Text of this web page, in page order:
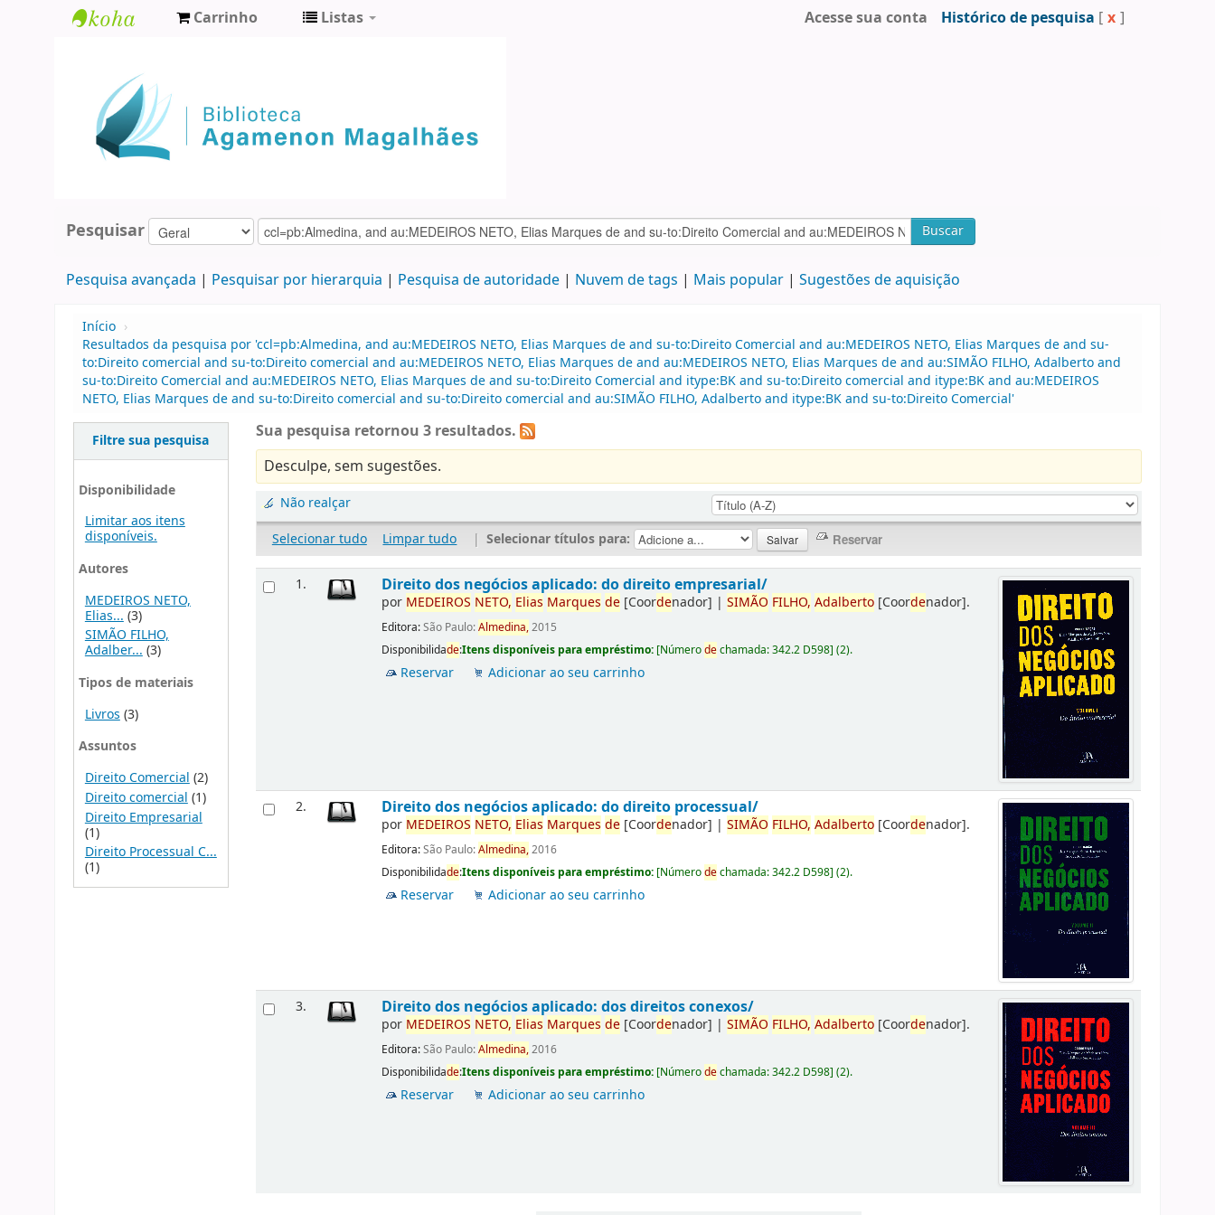
Agamenon
Magalhães
Carrinho Listas Acesse sua conta Histórico de pesquisa [ x ]
Pesquisar Buscar
Pesquisa avançada Pesquisar por hierarquia Pesquisa de autoridade Nuvem de tags Mais popular Sugestões de aquisição
Início ›
Resultados da pesquisa por 'ccl=pb:Almedina, and au:MEDEIROS NETO, Elias Marques de and su-to:Direito Comercial and au:MEDEIROS NETO, Elias Marques de and su-
to:Direito comercial and su-to:Direito comercial and au:MEDEIROS NETO, Elias Marques de and au:MEDEIROS NETO, Elias Marques de and au:SIMÃO FILHO, Adalberto and
su-to:Direito Comercial and au:MEDEIROS NETO, Elias Marques de and su-to:Direito Comercial and itype:BK and su-to:Direito comercial and itype:BK and au:MEDEIROS
NETO, Elias Marques de and su-to:Direito comercial and su-to:Direito comercial and au:SIMÃO FILHO, Adalberto and itype:BK and su-to:Direito Comercial'
Filtre sua pesquisa
Disponibilidade
Limitar aos itens
disponíveis.
Autores
MEDEIROS NETO,
Elias... (3)
SIMÃO FILHO,
Adalber...(3)
Tipos de materiais
Livros (3)
Assuntos
Direito Comercial (2)
Direito comercial (1)
Direito Empresarial
(1)
Direito Processual C...
(1)
Sua pesquisa retornou 3 resultados.
Desculpe, sem sugestões.
Não realçar
Selecionar tudo
Limpar tudo | Selecionar títulos para:
1. Direito dos negócios aplicado: do direito empresarial/
por MEDEIROS NETO, Elias Marques de [Coordenador] |SIMÃO FILHO, Adalberto [Coordenador].
Editora:São Paulo:Almedina,2015
Disponibilidade:Itens disponíveis para empréstimo: [Númerodechamada:342.2 D598](2).
Reservar Adicionar ao seu carrinho
2. Direito dos negócios aplicado: do direito processual/
por MEDEIROS NETO, Elias Marques de [Coordenador] |SIMÃO FILHO, Adalberto [Coordenador].
Editora:São Paulo:Almedina,2016
Disponibilidade:Itens disponíveis para empréstimo: [Númerodechamada:342.2 D598](2).
Reservar Adicionar ao seu carrinho
3. Direito dos negócios aplicado: dos direitos conexos/
por MEDEIROS NETO, Elias Marques de [Coordenador] |SIMÃO FILHO, Adalberto [Coordenador].
Editora:São Paulo:Almedina,2016
Disponibilidade:Itens disponíveis para empréstimo: [Númerodechamada:342.2 D598](2).
Reservar Adicionar ao seu carrinho